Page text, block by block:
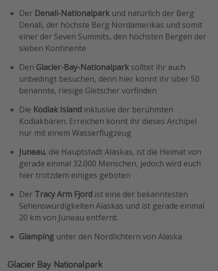
Der Denali-Nationalpark und natürlich der Berg
Denali, der höchste Berg Nordamerikas und somit
einer der Seven Summits, den höchsten Bergen der
sieben Kontinente
Den Glacier-Bay-Nationalpark solltet ihr auch
unbedingt besuchen, denn hier könnt ihr über 50
benannte, riesige Gletscher vorfinden
Die Kodiak Island inklusive der berühmten
Kodiakbären. Erreichen könnt ihr dieses Archipel
nur mit einem Wasserflugzeug
Juneau, die Hauptstadt Alaskas, ist die Heimat von
gerade einmal 32.000 Menschen, jedoch wird euch
hier trotzdem einiges geboten
Der Tracy Arm Fjord ist eine der bekanntesten
Sehenswürdigkeiten Alaskas und ist gerade einmal
20 km von Juneau entfernt.
Glamping unter den Nordlichtern von Alaska
Glacier Bay Nationalpark